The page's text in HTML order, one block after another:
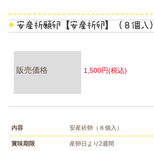
安産祈願卵【安産祈卵】（８個入）
販売価格 1,500円(税込)
内容 安産祈卵（８個入）
賞味期限 産卵日より2週間